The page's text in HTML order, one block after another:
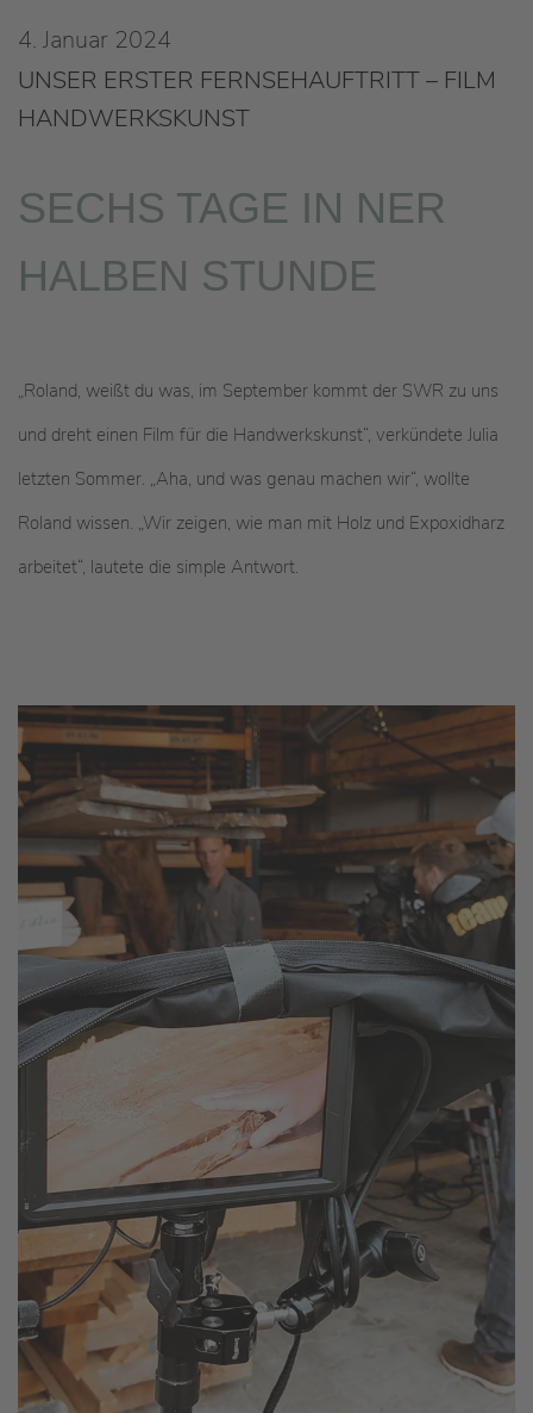
4. Januar 2024
UNSER ERSTER FERNSEHAUFTRITT – FILM
HANDWERKSKUNST
SECHS TAGE IN NER
HALBEN STUNDE
„Roland, weißt du was, im September kommt der SWR zu uns
und dreht einen Film für die Handwerkskunst“, verkündete Julia
letzten Sommer. „Aha, und was genau machen wir“, wollte
Roland wissen. „Wir zeigen, wie man mit Holz und Expoxidharz
arbeitet“, lautete die simple Antwort.